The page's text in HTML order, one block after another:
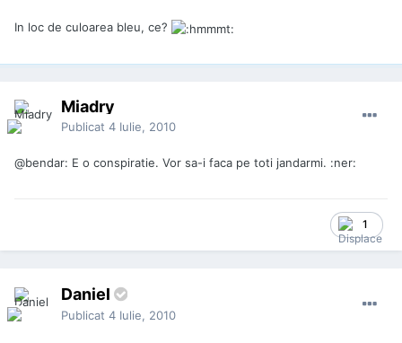
In loc de culoarea bleu, ce?
Miadry
Publicat 4 Iulie, 2010
@bendar: E o conspiratie. Vor sa-i faca pe toti jandarmi. :ner:
1
Daniel
Publicat 4 Iulie, 2010